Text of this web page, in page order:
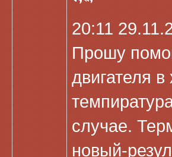
20:11
Прошу
двигателя
случае.
новый-